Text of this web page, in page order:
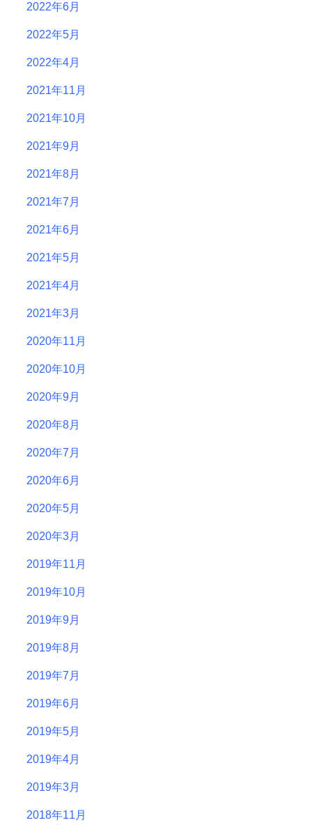
2022年6月
2022年5月
2022年4月
2021年11月
2021年10月
2021年9月
2021年8月
2021年7月
2021年6月
2021年5月
2021年4月
2021年3月
2020年11月
2020年10月
2020年9月
2020年8月
2020年7月
2020年6月
2020年5月
2020年3月
2019年11月
2019年10月
2019年9月
2019年8月
2019年7月
2019年6月
2019年5月
2019年4月
2019年3月
2018年11月